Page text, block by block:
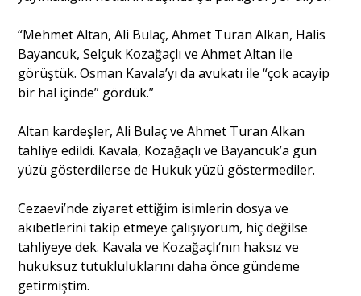
Portre
Yazarlar
Eğitim
Dosya Haber
“Mehmet Altan, Ali Bulaç, Ahmet Turan Alkan, Halis
Bayancuk, Selçuk Kozağaçlı ve Ahmet Altan ile
görüştük. Osman Kavala’yı da avukatı ile “çok acayip
bir hal içinde” gördük.”
Altan kardeşler, Ali Bulaç ve Ahmet Turan Alkan
tahliye edildi. Kavala, Kozağaçlı ve Bayancuk’a gün
yüzü gösterdilerse de Hukuk yüzü göstermediler.
Cezaevi’nde ziyaret ettiğim isimlerin dosya ve
akıbetlerini takip etmeye çalışıyorum, hiç değilse
tahliyeye dek. Kavala ve Kozağaçlı‘nın haksız ve
hukuksuz tutukluluklarını daha önce gündeme
getirmiştim.